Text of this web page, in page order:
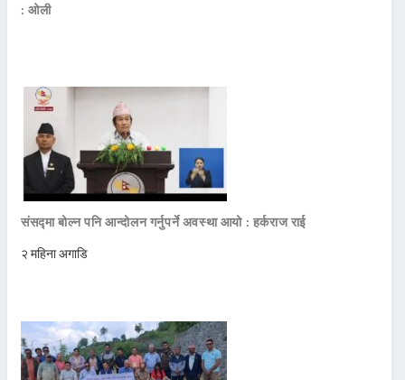
: ओली
संसद्मा बोल्न पनि आन्दोलन गर्नुपर्ने अवस्था आयो : हर्कराज राई
२ महिना अगाडि